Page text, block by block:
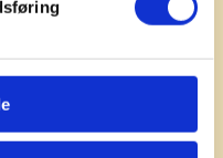
til at naturen blir tatt
læringsrom får
hele seg, sier
, Stein Yngve